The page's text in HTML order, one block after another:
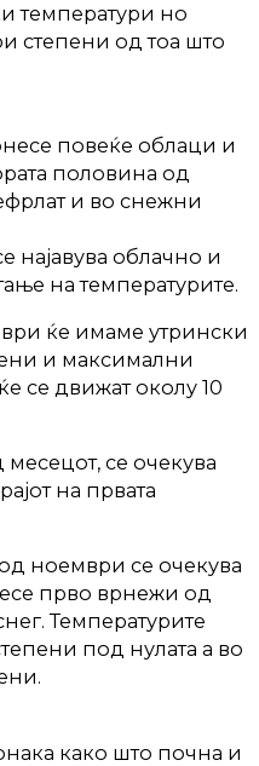
температури но
степени од тоа што
повеќе облаци и
половина од
и во снежни
најавува облачно и
на температурите.
ќе имаме утрински
и максимални
се движат околу 10
се очекува
на првата
ноември се очекува
прво врнежи од
Температурите
под нулата а во
како што почна и